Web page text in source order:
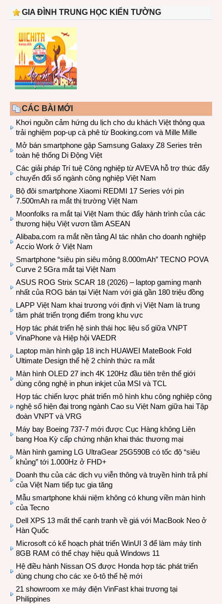
GIA ĐÌNH TRUNG HỌC KIẾN TƯỜNG
CÁC BÀI MỚI
Khơi nguồn cảm hứng du lịch cho du khách Việt thông qua
trải nghiệm pop-up cà phê từ Booking.com và Mille Mille
Mở bán smartphone gập Samsung Galaxy Z8 Series trên
toàn hệ thống Di Động Việt
Các giải pháp Trí tuệ Công nghiệp từ AVEVA hỗ trợ thúc đẩy
chuyển đổi số ngành công nghiệp Việt Nam
Bộ đôi smartphone Xiaomi REDMI 17 Series với pin
7.500mAh ra mắt thị trường Việt Nam
Moonfolks ra mắt tại Việt Nam thúc đẩy hành trình của các
thương hiệu Việt vươn tầm ASEAN
Alibaba.com ra mắt nền tảng AI tác nhân cho doanh nghiệp
Accio Work ở Việt Nam
Smartphone “siêu pin siêu mỏng 8.000mAh” TECNO POVA
Curve 2 5Gra mắt tại Việt Nam
ASUS ROG Strix SCAR 18 (2026) – laptop gaming mạnh
nhất của ROG bán tại Việt Nam với giá gần 180 triệu đồng
LAPP Việt Nam khai trương với định vị Việt Nam là trung
tâm phát triển trọng điểm trong khu vực
Hợp tác phát triển hệ sinh thái học liệu số giữa VNPT
VinaPhone và Hiệp hội VAEDR
Laptop màn hình gập 18 inch HUAWEI MateBook Fold
Ultimate Design thế hệ 2 chính thức ra mắt
Màn hình OLED 27 inch 4K 120Hz đầu tiên trên thế giới
dùng công nghệ in phun inkjet của MSI và TCL
Hợp tác chiến lược phát triển mô hình khu công nghiệp công
nghệ số hiện đại trong ngành Cao su Việt Nam giữa hai Tập
đoàn VNPT và VRG
Máy bay Boeing 737-7 mới được Cục Hàng không Liên
bang Hoa Kỳ cấp chứng nhận khai thác thương mại
Màn hình gaming LG UltraGear 25G590B có tốc độ “siêu
khủng” tới 1.000Hz ở FHD+
Doanh thu của các dịch vụ viễn thông và truyền hình trả phí
của Việt Nam tiếp tục gia tăng
Mẫu smartphone khái niệm không có khung viền màn hình
của Tecno
Dell XPS 13 mất thế cạnh tranh về giá với MacBook Neo ở
Hàn Quốc
Microsoft có kế hoạch phát triển WinUI 3 để làm máy tính
8GB RAM có thể chạy hiệu quả Windows 11
Hệ điều hành Nissan OS được Honda hợp tác phát triển
dùng chung cho các xe ô-tô thế hệ mới
21 showroom xe máy điện VinFast khai trương tại
Philippines